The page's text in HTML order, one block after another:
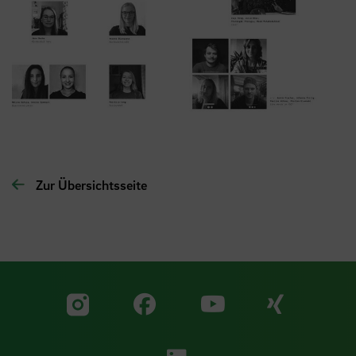
Zur Übersichtsseite
Zu unserer Facebook
Zu